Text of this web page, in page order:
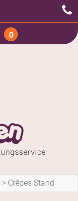
0
> Crêpes Stand